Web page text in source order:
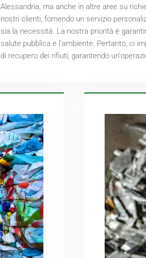
Alessandria, ma anche in altre aree su
nostri clienti, fornendo un servizio
sia la necessità. La nostra priorità è
salute pubblica e l'ambiente. Pertanto, ci
di recupero dei rifiuti, garantendo